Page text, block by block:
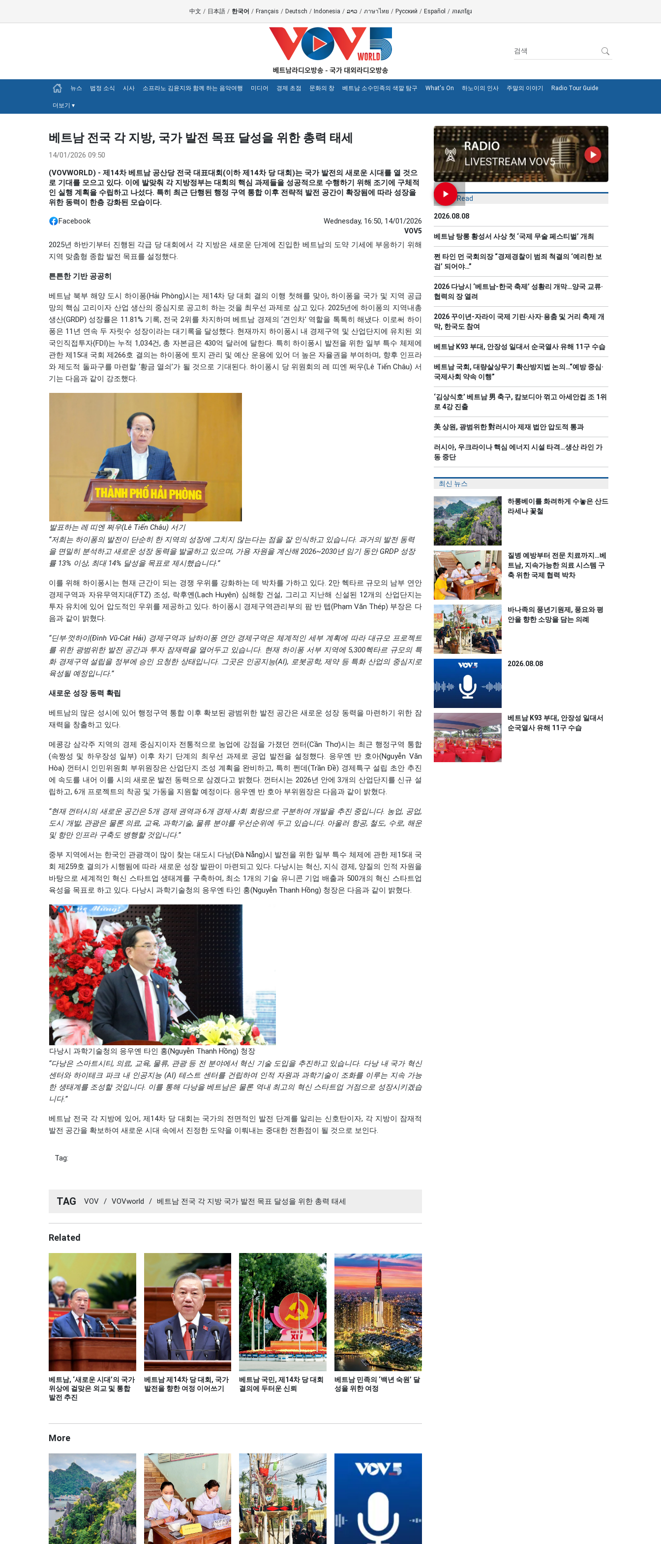
中文 / 日本語 / 한국어 / Français / Deutsch / Indonesia / ລາວ / ภาษาไทย / Русский / Español / ភាសាខ្មែរ
뉴스 법정 소식 시사 소프라노 김윤지와 함께 하는 음악여행 미디어 경제 초점 문화의 창 베트남 소수민족의 색깔 탐구 What's On 하노이의 인사 주말의 이야기 Radio Tour Guide
더보기 ▾
베트남 전국 각 지방, 국가 발전 목표 달성을 위한 총력 태세
14/01/2026 09:50
(VOVWORLD) - 제14차 베트남 공산당 전국 대표대회(이하 제14차 당 대회)는 국가 발전의 새로운 시대를 열 것으
로 기대를 모으고 있다. 이에 발맞춰 각 지방정부는 대회의 핵심 과제들을 성공적으로 수행하기 위해 조기에 구체적
인 실행 계획을 수립하고 나섰다. 특히 최근 단행된 행정 구역 통합 이후 전략적 발전 공간이 확장됨에 따라 성장을
위한 동력이 한층 강화된 모습이다.
Facebook Wednesday, 16:50, 14/01/2026
VOV5
2025년 하반기부터 진행된 각급 당 대회에서 각 지방은 새로운 단계에 진입한 베트남의 도약 기세에 부응하기 위해
지역 맞춤형 종합 발전 목표를 설정했다.
튼튼한 기반 공공히
베트남 북부 해양 도시 하이퐁(Hải Phòng)시는 제14차 당 대회 결의 이행 첫해를 맞아, 하이퐁을 국가 및 지역 공급
망의 핵심 고리이자 산업 생산의 중심지로 공고히 하는 것을 최우선 과제로 삼고 있다. 2025년에 하이퐁의 지역내총
생산(GRDP) 성장률은 11.81% 기록, 전국 2위를 차지하며 베트남 경제의 ‘견인차’ 역할을 톡톡히 해냈다. 이로써 하이
퐁은 11년 연속 두 자릿수 성장이라는 대기록을 달성했다. 현재까지 하이퐁시 내 경제구역 및 산업단지에 유치된 외
국인직접투자(FDI)는 누적 1,034건, 총 자본금은 430억 달러에 달한다. 특히 하이퐁시 발전을 위한 일부 특수 체제에
관한 제15대 국회 제266호 결의는 하이퐁에 토지 관리 및 예산 운용에 있어 더 높은 자율권을 부여하며, 향후 인프라
와 제도적 돌파구를 마련할 ‘황금 열쇠’가 될 것으로 기대된다. 하이퐁시 당 위원회의 레 띠엔 쩌우(Lê Tiến Châu) 서
기는 다음과 같이 강조했다.
발표하는 레 띠엔 쩌우(Lê Tiến Châu) 서기
“저희는 하이퐁의 발전이 단순히 한 지역의 성장에 그치지 않는다는 점을 잘 인식하고 있습니다. 과거의 발전 동력
을 면밀히 분석하고 새로운 성장 동력을 발굴하고 있으며, 가용 자원을 계산해 2026~2030년 임기 동안 GRDP 성장
률 13% 이상, 최대 14% 달성을 목표로 제시했습니다.”
이를 위해 하이퐁시는 현재 근간이 되는 경쟁 우위를 강화하는 데 박차를 가하고 있다. 2만 헥타르 규모의 남부 연안
경제구역과 자유무역지대(FTZ) 조성, 락후옌(Lạch Huyện) 심해항 건설, 그리고 지난해 신설된 12개의 산업단지는
투자 유치에 있어 압도적인 우위를 제공하고 있다. 하이퐁시 경제구역관리부의 팜 반 텝(Phạm Văn Thép) 부장은 다
음과 같이 밝혔다.
“딘부‧껏하이(Đình Vũ-Cát Hải) 경제구역과 남하이퐁 연안 경제구역은 체계적인 세부 계획에 따라 대규모 프로젝트
를 위한 광범위한 발전 공간과 투자 잠재력을 열어두고 있습니다. 현재 하이퐁 서부 지역에 5,300헥타르 규모의 특
화 경제구역 설립을 정부에 승인 요청한 상태입니다. 그곳은 인공지능(AI), 로봇공학, 제약 등 특화 산업의 중심지로
육성될 예정입니다.”
새로운 성장 동력 확립
베트남의 많은 성시에 있어 행정구역 통합 이후 확보된 광범위한 발전 공간은 새로운 성장 동력을 마련하기 위한 잠
재력을 창출하고 있다.
메콩강 삼각주 지역의 경제 중심지이자 전통적으로 농업에 강점을 가졌던 껀터(Cần Thơ)시는 최근 행정구역 통합
(속짱성 및 하우장성 일부) 이후 차기 단계의 최우선 과제로 공업 발전을 설정했다. 응우옌 반 호아(Nguyễn Văn
Hòa) 껀터시 인민위원회 부위원장은 산업단지 조성 계획을 완비하고, 특히 쩐데(Trần Đề) 경제특구 설립 초안 추진
에 속도를 내어 이를 시의 새로운 발전 동력으로 삼겠다고 밝혔다. 껀터시는 2026년 안에 3개의 산업단지를 신규 설
립하고, 6개 프로젝트의 착공 및 가동을 지원할 예정이다. 응우옌 반 호아 부위원장은 다음과 같이 밝혔다.
“현재 껀터시의 새로운 공간은 5개 경제 권역과 6개 경제‧사회 회랑으로 구분하여 개발을 추진 중입니다. 농업, 공업,
도시 개발, 관광은 물론 의료, 교육, 과학기술, 물류 분야를 우선순위에 두고 있습니다. 아울러 항공, 철도, 수로, 해운
및 항만 인프라 구축도 병행할 것입니다.”
중부 지역에서는 한국인 관광객이 많이 찾는 대도시 다낭(Đà Nẵng)시 발전을 위한 일부 특수 체제에 관한 제15대 국
회 제259호 결의가 시행됨에 따라 새로운 성장 발판이 마련되고 있다. 다낭시는 혁신, 지식 경제, 양질의 인적 자원을
바탕으로 세계적인 혁신 스타트업 생태계를 구축하여, 최소 1개의 기술 유니콘 기업 배출과 500개의 혁신 스타트업
육성을 목표로 하고 있다. 다낭시 과학기술청의 응우옌 타인 홍(Nguyễn Thanh Hồng) 청장은 다음과 같이 밝혔다.
다낭시 과학기술청의 응우옌 타인 홍(Nguyễn Thanh Hồng) 청장
“다낭은 스마트시티, 의료, 교육, 물류, 관광 등 전 분야에서 혁신 기술 도입을 추진하고 있습니다. 다낭 내 국가 혁신
센터와 하이테크 파크 내 인공지능 (AI) 테스트 센터를 건립하여 인적 자원과 과학기술이 조화를 이루는 지속 가능
한 생태계를 조성할 것입니다. 이를 통해 다낭을 베트남은 물론 역내 최고의 혁신 스타트업 거점으로 성장시키겠습
니다.”
베트남 전국 각 지방에 있어, 제14차 당 대회는 국가의 전면적인 발전 단계를 알리는 신호탄이자, 각 지방이 잠재적
발전 공간을 확보하여 새로운 시대 속에서 진정한 도약을 이뤄내는 중대한 전환점이 될 것으로 보인다.
Tag:
TAG VOV / VOVworld / 베트남 전국 각 지방 국가 발전 목표 달성을 위한 총력 태세
Related
베트남, ‘새로운 시대’의 국가
위상에 걸맞은 외교 및 통합
발전 추진
베트남 제14차 당 대회, 국가
발전을 향한 여정 이어쓰기
베트남 국민, 제14차 당 대회
결의에 두터운 신뢰
베트남 민족의 ‘백년 숙원’ 달
성을 위한 여정
More
Most Read
2026.08.08
베트남 탕롱 황성서 사상 첫 ‘국제 무술 페스티벌’ 개최
쩐 타인 먼 국회의장 “경제경찰이 범죄 척결의 ‘예리한 보
검’ 되어야…”
2026 다낭시 ‘베트남-한국 축제’ 성황리 개막…양국 교류·
협력의 장 열려
2026 꾸이년-자라이 국제 기린·사자·용춤 및 거리 축제 개
막, 한국도 참여
베트남 K93 부대, 안장성 일대서 순국열사 유해 11구 수습
베트남 국회, 대량살상무기 확산방지법 논의…“예방 중심·
국제사회 약속 이행”
‘김상식호’ 베트남 男 축구, 캄보디아 꺾고 아세안컵 조 1위
로 4강 진출
美 상원, 광범위한 對러시아 제재 법안 압도적 통과
러시아, 우크라이나 핵심 에너지 시설 타격…생산 라인 가
동 중단
최신 뉴스
하롱베이를 화려하게 수놓은 산드
라세나 꽃철
질병 예방부터 전문 치료까지…베
트남, 지속가능한 의료 시스템 구
축 위한 국제 협력 박차
바나족의 풍년기원제, 풍요와 평
안을 향한 소망을 담는 의례
2026.08.08
베트남 K93 부대, 안장성 일대서
순국열사 유해 11구 수습